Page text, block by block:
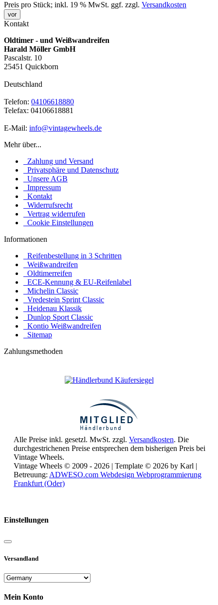
Preis pro Stück; inkl. 19 % MwSt. ggf. zzgl. Versandkosten
vor
Kontakt
Oldtimer - und Weißwandreifen
Harald Möller GmbH
Pascalstr. 10
25451 Quickborn
Deutschland
Telefon: 04106618880
Telefax: 04106618881
E-Mail: info@vintagewheels.de
Mehr über...
Zahlung und Versand
Privatsphäre und Datenschutz
Unsere AGB
Impressum
Kontakt
Widerrufsrecht
Vertrag widerrufen
Cookie Einstellungen
Informationen
Reifenbestellung in 3 Schritten
Weißwandreifen
Oldtimerreifen
ECE-Kennung & EU-Reifenlabel
Michelin Classic
Vredestein Sprint Classic
Heidenau Klassik
Dunlop Sport Classic
Kontio Weißwandreifen
Sitemap
Zahlungsmethoden
Alle Preise inkl. gesetzl. MwSt. zzgl. Versandkosten. Die
durchgestrichenen Preise entsprechen dem bisherigen Preis bei
Vintage Wheels.
Vintage Wheels © 2009 - 2026 | Template © 2026 by Karl |
Betreuung: ADWESO.com Webdesign Webprogrammierung
Frankfurt (Oder)
Einstellungen
Versandland
Mein Konto